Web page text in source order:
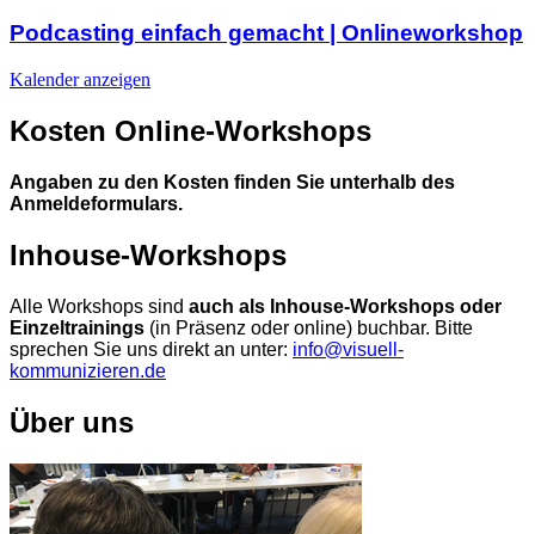
Podcasting einfach gemacht | Onlineworkshop
Kalender anzeigen
Kosten Online-Workshops
Angaben zu den Kosten finden Sie unterhalb des
Anmeldeformulars.
Inhouse-Workshops
Alle Workshops sind auch als Inhouse-Workshops oder
Einzeltrainings (in Präsenz oder online) buchbar. Bitte
sprechen Sie uns direkt an unter: info@visuell-
kommunizieren.de
Über uns